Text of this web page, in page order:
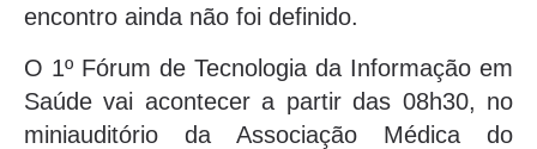
encontro ainda não foi definido.
O 1º Fórum de Tecnologia da Informação em
Saúde vai acontecer a partir das 08h30, no
miniauditório da Associação Médica do